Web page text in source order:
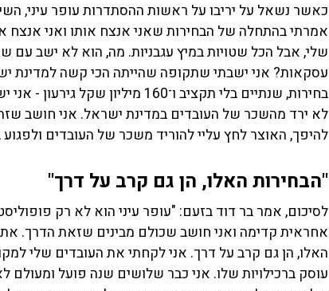
כאשר נשאל על יריבו על ראשות ההסתדרות עופר עיני,
אמרתי בהתחלה של הבחירות שאני אנצח אותו ואני אנצח
שלי, אבל הכל שטויות במיץ עגבניות. מה, הוא לא ישב עם
בחירות, שנתיים בלי תקציב ו־160
לא ירד מהשכר של העובדים במדינת ישראל. אני חושב
להיפך, האוצר לחץ עליי להוריד משכר של העובדים
"הבחירות האלו, הן גם קרב על דרך"
לסיכום, אמר בר דוד בזעם: "עופר עיני הוא לא רק
אחראית קדימה ואני חושב שכולם מבינים שזאת הדרך.
האלו, הן גם קרב על דרך. אני לקחתי את העובדים שלי
עוסק ברכילויות שלו. אני כבר שלושים שנה פועל